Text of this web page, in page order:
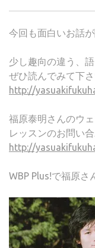
今回も面白いお話
少し趣向の違う、
ぜひ読んでみて下さ
http://
福原泰明さんのウ
レッスンのお問い
http://
WBP Plus!で福原さ